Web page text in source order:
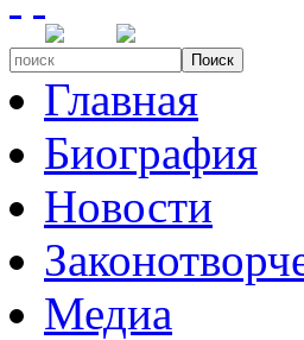
Поиск
Главная
Биография
Новости
Медиа